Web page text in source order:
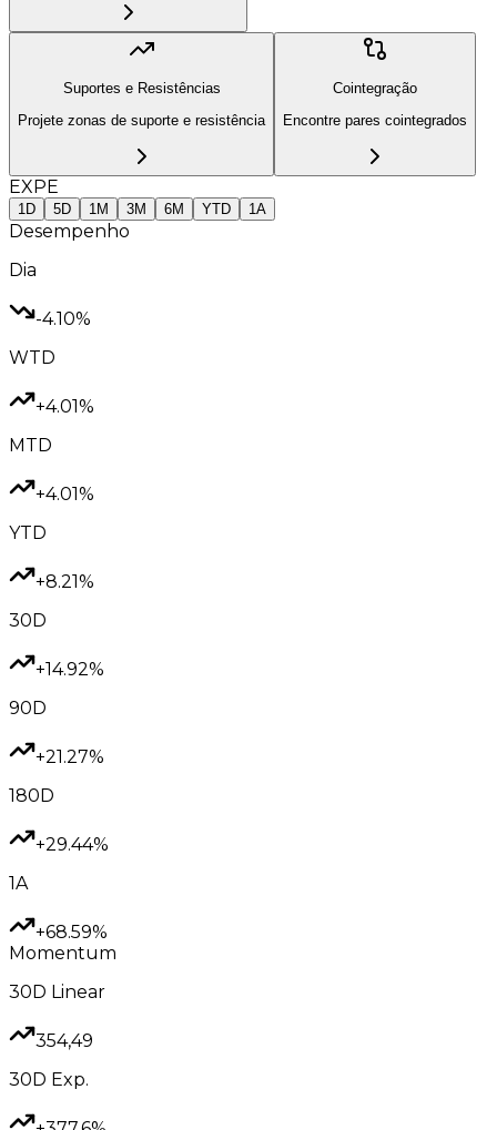
Suportes e Resistências
Projete zonas de suporte e resistência
Cointegração
Encontre pares cointegrados
EXPE
1D 5D 1M 3M 6M YTD 1A
Desempenho
Dia
-4.10%
WTD
+4.01%
MTD
+4.01%
YTD
+8.21%
30D
+14.92%
90D
+21.27%
180D
+29.44%
1A
+68.59%
Momentum
30D Linear
354,49
30D Exp.